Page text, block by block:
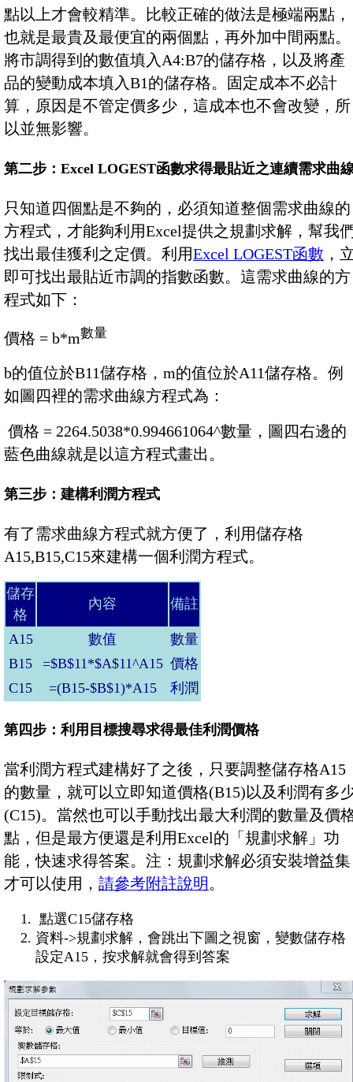
點以上才會較精準。比較正確的做法是極端兩點，
也就是最貴及最便宜的兩個點，再外加中間兩點。
將市調得到的數值填入A4:B7的儲存格，以及將產
品的變動成本填入B1的儲存格。固定成本不必計
算，原因是不管定價多少，這成本也不會改變，所
以並無影響。
第二步：Excel LOGEST函數求得最貼近之連續需求曲
只知道四個點是不夠的，必須知道整個需求曲線的
方程式，才能夠利用Excel提供之規劃求解，幫我
找出最佳獲利之定價。利用Excel LOGEST函數 ，
即可找出最貼近市調的指數函數。這需求曲線的方
程式如下：
價格 = b*m數量
b的值位於B11儲存格，m的值位於A11儲存格。例
如圖四裡的需求曲線方程式為：
價格 = 2264.5038*0.994661064^數量，圖四右邊的
藍色曲線就是以這方程式畫出。
第三步：建構利潤方程式
有了需求曲線方程式就方便了，利用儲存格
A15,B15,C15來建構一個利潤方程式。
儲存
格
內容 備註
A15 數值
數量
B15
=$B$11*$A$11^A15 價格
C15
=(B15-$B$1)*A15 利潤
第四步：利用目標搜尋求得最佳利潤價格
當利潤方程式建構好了之後，只要調整儲存格A15
的數量，就可以立即知道價格(B15)以及利潤有多
(C15)。當然也可以手動找出最大利潤的數量及價
點，但是最方便還是利用Excel的「規劃求解」功
能，快速求得答案。注：規劃求解必須安裝增益集
才可以使用， 請參考附註說明 。
點選C15儲存格
資料->規劃求解，會跳出下圖之視窗，變數儲存格
設定A15，按求解就會得到答案